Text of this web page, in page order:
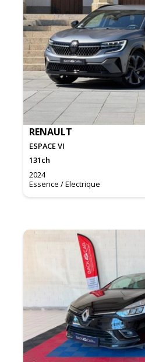
RENAULT
ESPACE VI
131ch
2024
Essence / Electrique